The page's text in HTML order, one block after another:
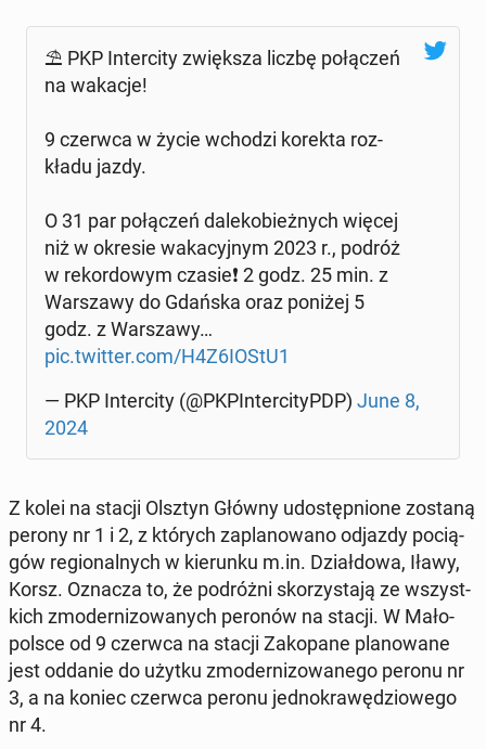
⛱️ PKP In­ter­ci­ty zwięk­sza liczbę po­łą­czeń
na wakacje!
9 czerwca w życie wchodzi korekta roz­
kła­du jazdy.
O 31 par po­łą­czeń da­le­ko­bież­nych więcej
niż w okresie wa­ka­cyj­nym 2023 r., podróż
w re­kor­do­wym cza­sie­❗️ 2 godz. 25 min. z
War­sza­wy do Gdańska oraz poniżej 5
godz. z War­sza­wy…
pic.twitter.com/H4Z6IOStU1
— PKP In­ter­ci­ty (@PKPIn­ter­ci­tyPDP) June 8,
2024
Z kolei na stacji Olsztyn Główny udo­stęp­nio­ne zostaną
perony nr 1 i 2, z których za­pla­no­wa­no odjazdy po­cią­
gów re­gio­nal­nych w kie­run­ku m.in. Dział­do­wa, Iławy,
Korsz. Oznacza to, że po­dróż­ni sko­rzy­sta­ją ze wszyst­
kich zmo­der­ni­zo­wa­nych peronów na stacji. W Ma­ło­
pol­sce od 9 czerwca na stacji Za­ko­pa­ne pla­no­wa­ne
jest oddanie do użytku zmo­der­ni­zo­wa­ne­go peronu nr
3, a na koniec czerwca peronu jed­no­kra­wę­dzio­we­go
nr 4.